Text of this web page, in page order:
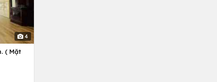
4
( Mặt